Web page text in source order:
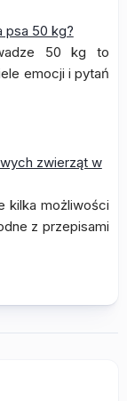
psa 50 kg?
50 kg to
emocji i pytań
zwierząt w
kilka możliwości
z przepisami